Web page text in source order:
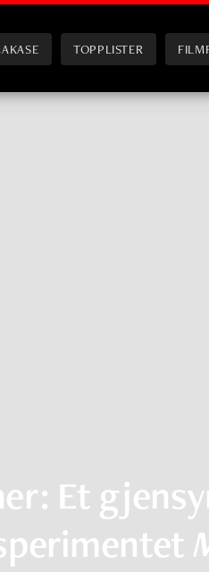
TOPPLISTER
Et